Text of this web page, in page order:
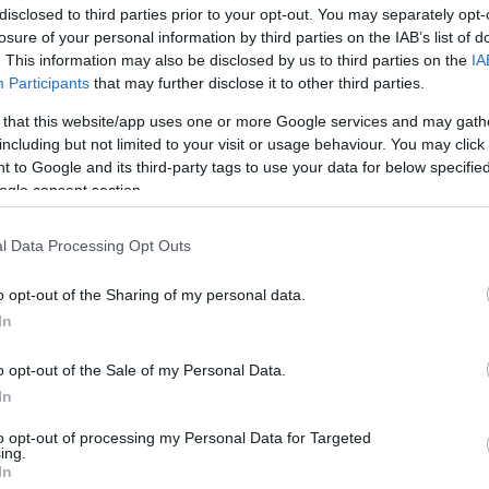
to third parties prior to your opt-out. You may separately
of your personal information by third parties on the IAB’s list of
This information may also be disclosed by us to third parties on the
Participants that may further disclose it to other third parties.
that this website/app uses one or more Google services and may
but not limited to your visit or usage behaviour. You may
to Google and its third-party tags to use your data for below
consent section.
Data Processing Opt Outs
opt-out of the Sharing of my personal data.
opt-out of the Sale of my Personal Data.
opt-out of processing my Personal Data for Targeted
a 2. Bormedence Kárpát-medencei
óta tevékenykednek a Kárpát-medencei magyar-
borkultúra népszerűsítéséért. A
ismertesse meg a közönséggel a Kárpát-medence
hogy az anyaországi és a külhoni borászok
- közölték az MTI-vel a szervezők.
hasonló arányban képviseltetik magukat
a Kárpát-medence legtöbb borvidéke
vidék (Kárpátalja), illetve Badacsony és a Szent
magyar származású kanadai Master Sommelier,
(a kéknyelű és társai) címmel Badacsony,
mutatja be, míg Szakács-Orha Imre
regala) világába vezeti be az érdeklődőket